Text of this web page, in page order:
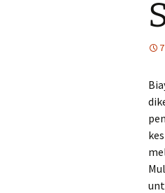
Tempat
Dekat Masjid
Kuliner
Sate